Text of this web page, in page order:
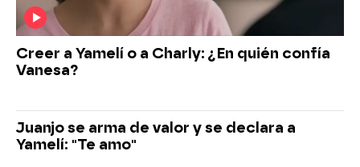
Creer a Yamelí o a Charly: ¿En quién confía
Vanesa?
Juanjo se arma de valor y se declara a
Yamelí: "Te amo"